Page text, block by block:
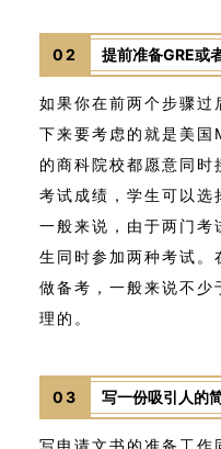
02 提前准备GRE或
如果你在前两个步骤
下来要考虑的就是美国
的商科院校都愿意同时
考试成绩，学生可以选
一般来说，由于两门考
生同时参加两种考试。
做备考，一般来说不
理的。
03 写一份吸引人的